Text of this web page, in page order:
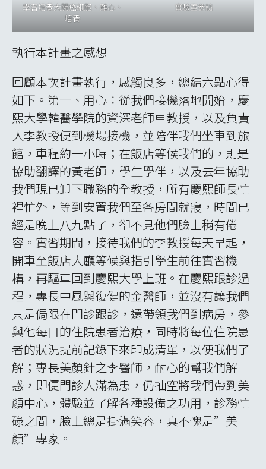
自生韓方Jaseng醫院實習，其在韓國有 17 間
連鎖店，擁有自己的製藥廠，強調人體具有
「自生力」，推廣結合傳統韓醫學和西方再生
醫學的「自生非手術療法」結合，如動作針法
(MSAT) 、推拿療法、藥針ShinBaro療法，專